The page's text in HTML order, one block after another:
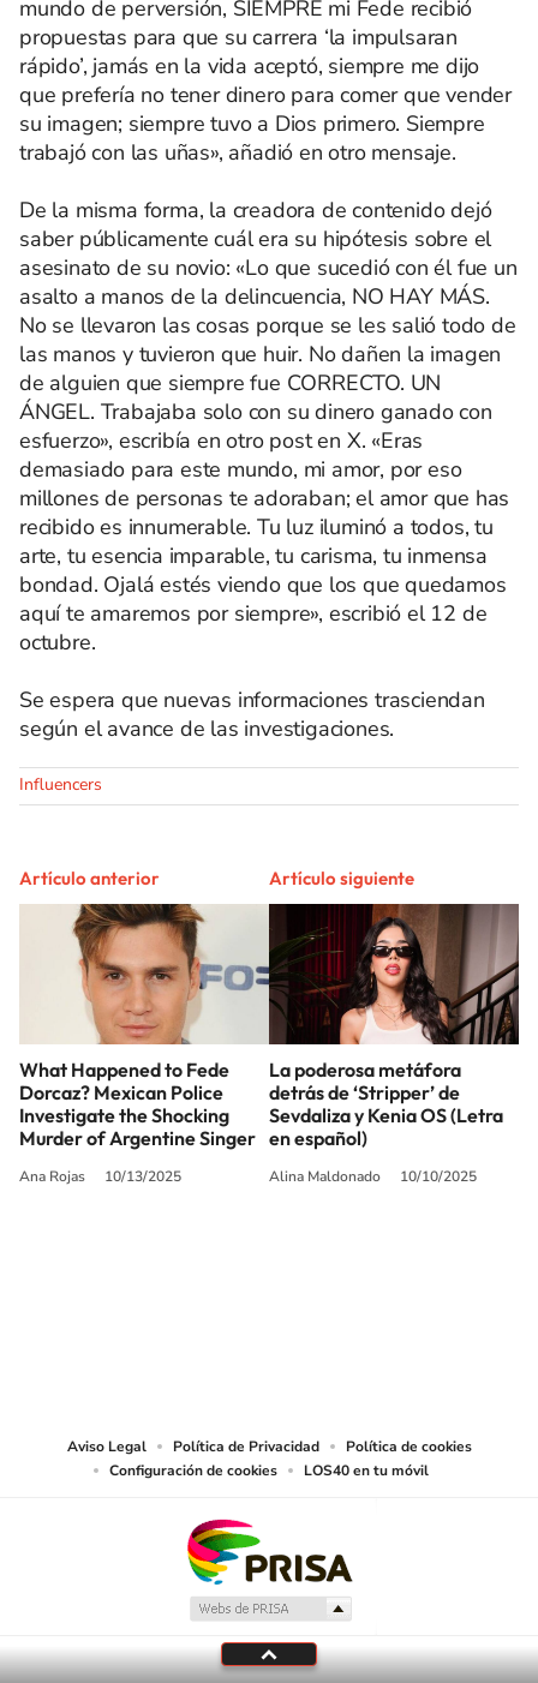
mundo de perversión, SIEMPRE mi Fede recibió
propuestas para que su carrera ‘la impulsaran
rápido’, jamás en la vida aceptó, siempre me dijo
que prefería no tener dinero para comer que vender
su imagen; siempre tuvo a Dios primero. Siempre
trabajó con las uñas», añadió en otro mensaje.
De la misma forma, la creadora de contenido dejó
saber públicamente cuál era su hipótesis sobre el
asesinato de su novio: «Lo que sucedió con él fue un
asalto a manos de la delincuencia, NO HAY MÁS.
No se llevaron las cosas porque se les salió todo de
las manos y tuvieron que huir. No dañen la imagen
de alguien que siempre fue CORRECTO. UN
ÁNGEL. Trabajaba solo con su dinero ganado con
esfuerzo», escribía en otro post en X. «Eras
demasiado para este mundo, mi amor, por eso
millones de personas te adoraban; el amor que has
recibido es innumerable. Tu luz iluminó a todos, tu
arte, tu esencia imparable, tu carisma, tu inmensa
bondad. Ojalá estés viendo que los que quedamos
aquí te amaremos por siempre», escribió el 12 de
octubre.
Se espera que nuevas informaciones trasciendan
según el avance de las investigaciones.
Influencers
Artículo anterior
What Happened to Fede
Dorcaz? Mexican Police
Investigate the Shocking
Murder of Argentine Singer
Ana Rojas 10/13/2025
Artículo siguiente
La poderosa metáfora
detrás de ‘Stripper’ de
Sevdaliza y Kenia OS (Letra
en español)
Alina Maldonado 10/10/2025
Aviso Legal Política de Privacidad
Política de cookies
Configuración de cookies
LOS40 en tu móvil